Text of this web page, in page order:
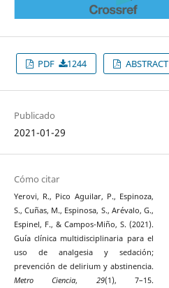
PDF 1244 ABSTRACT
Publicado
2021-01-29
Cómo citar
Yerovi, R., Pico Aguilar, P., Espinoza,
S., Cuñas, M., Espinosa, S., Arévalo, G.,
Espinel, F., & Campos-Miño, S. (2021).
Guía clínica multidisciplinaria para el
uso de analgesia y sedación;
prevención de delirium y abstinencia.
Metro Ciencia, 29(1), 7–15.